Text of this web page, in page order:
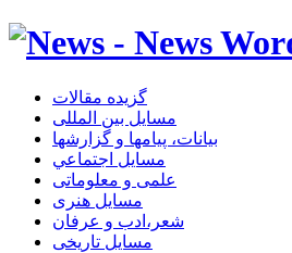
گزیده مقالات
مسایل بین المللی
بیانات، پیامها و گزارشها
مسايل اجتماعي
علمی و معلوماتی
مسايل هنری
شعر،ادب و عرفان
مسایل تاریخی